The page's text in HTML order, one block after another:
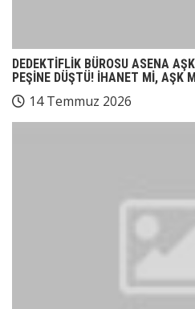
DEDEKTİFLİK BÜROSU ASENA
PEŞİNE DÜŞTÜ! İHANET Mİ, AŞK
14 Temmuz 2026